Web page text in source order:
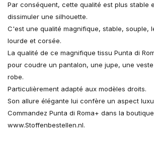
Par conséquent, cette qualité est plus stable
dissimuler une silhouette.
C'est une qualité magnifique, stable, souple,
lourde et corsée.
La qualité de ce magnifique tissu Punta di
pour coudre un pantalon, une jupe, une
robe.
Particulièrement adapté aux modèles droits.
Son allure élégante lui confère un aspect
Commandez Punta di Roma+ dans la
www.Stoffenbestellen.nl.